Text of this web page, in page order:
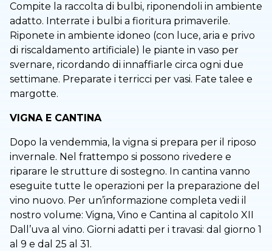
Compite la raccolta di bulbi, riponendoli in ambiente
adatto. Interrate i bulbi a fioritura primaverile.
Riponete in ambiente idoneo (con luce, aria e privo
di riscaldamento artificiale) le piante in vaso per
svernare, ricordando di innaffiarle circa ogni due
settimane. Preparate i terricci per vasi. Fate talee e
margotte.
VIGNA E CANTINA
Dopo la vendemmia, la vigna si prepara per il riposo
invernale. Nel frattempo si possono rivedere e
riparare le strutture di sostegno. In cantina vanno
eseguite tutte le operazioni per la preparazione del
vino nuovo. Per un’informazione completa vedi il
nostro volume: Vigna, Vino e Cantina al capitolo XII
Dall’uva al vino. Giorni adatti per i travasi: dal giorno 1
al 9 e dal 25 al 31.